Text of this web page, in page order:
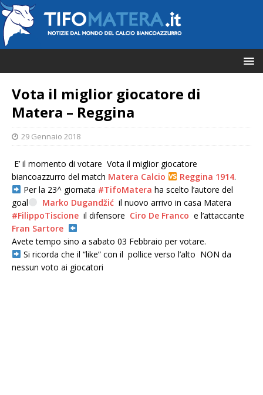
Vota il miglior giocatore di
Matera – Reggina
29 Gennaio 2018
E’ il momento di votare Vota il miglior giocatore
biancoazzurro del match Matera Calcio Reggina 1914.
Per la 23^ giornata #TifoMatera ha scelto l’autore del
goal
Marko Dugandžić il nuovo arrivo in casa Matera
#FilippoTiscione il difensore Ciro De Franco e l’attaccante
Fran Sartore
Avete tempo sino a sabato 03 Febbraio per votare.
Si ricorda che il “like” con il pollice verso l’alto NON da
nessun voto ai giocatori